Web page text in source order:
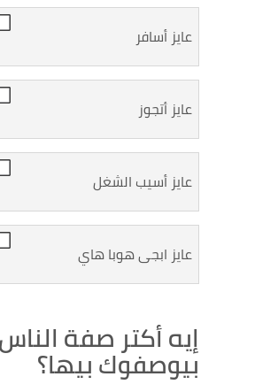
عايز أسافر
عايز أتجوز
عايز أسيب الشغل
عايز ابجى هوبا هاي
إيه أكتر صفة الناس
بيوصفوك بيها؟